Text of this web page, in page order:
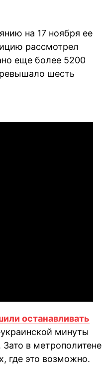
на 17 ноября ее
рассмотрел
еще более 5200
шесть
останавливать
минуты
в метрополитене
где это возможно.